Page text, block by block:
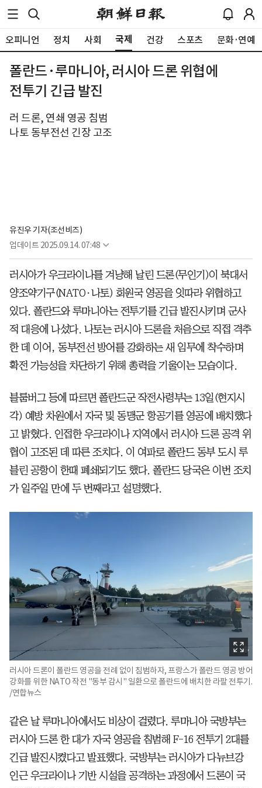
오피니언 정치 사회 국제 건강 스포츠 문화·연예
폴란드·루마니아, 러시아 드론 위협에
전투기 긴급 발진
러 드론, 연쇄 영공 침범
나토 동부전선 긴장 고조
유진우 기자(조선비즈)
업데이트 2025.09.14. 07:48
러시아가 우크라이나를 겨냥해 날린 드론(무인기)이 북대서
양조약기구(NATO·나토) 회원국 영공을 잇따라 위협하고
있다. 폴란드와 루마니아는 전투기를 긴급 발진시키며 군사
적 대응에 나섰다. 나토는 러시아 드론을 처음으로 직접 격추
한 데 이어, 동부전선 방어를 강화하는 새 임무에 착수하며
확전 가능성을 차단하기 위해 총력을 기울이는 모습이다.
블룸버그 등에 따르면 폴란드군 작전사령부는 13일(현지시
각) 예방 차원에서 자국 및 동맹군 항공기를 영공에 배치했다
고 밝혔다. 인접한 우크라이나 지역에서 러시아 드론 공격 위
협이 고조된 데 따른 조치다. 이 여파로 폴란드 동부 도시 루
블린 공항이 한때 폐쇄되기도 했다. 폴란드 당국은 이번 조치
가 일주일 만에 두 번째라고 설명했다.
러시아 드론이 폴란드 영공을 전례 없이 침범하자, 프랑스가 폴란드 영공 방어
강화를 위한 NATO 작전 "동부 감시" 일환으로 폴란드에 배치한 라팔 전투기.
/연합뉴스
같은 날 루마니아에서도 비상이 걸렸다. 루마니아 국방부는
러시아 드론 한 대가 자국 영공을 침범해 F-16 전투기 2대를
긴급 발진시켰다고 발표했다. 국방부는 러시아가 다뉴브강
인근 우크라이나 기반 시설을 공격하는 과정에서 드론이 국